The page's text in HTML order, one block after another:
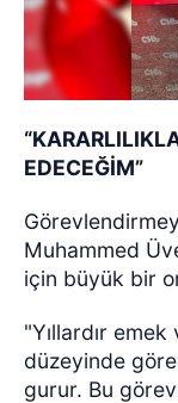
EDECEĞİM”
Muhammed
için büyük bir
"Yıllardır
düzeyinde
gurur. Bu